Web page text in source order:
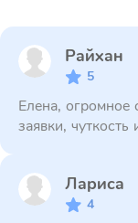
Райхан
5
Елена, огромное
заявки,
Лариса
4